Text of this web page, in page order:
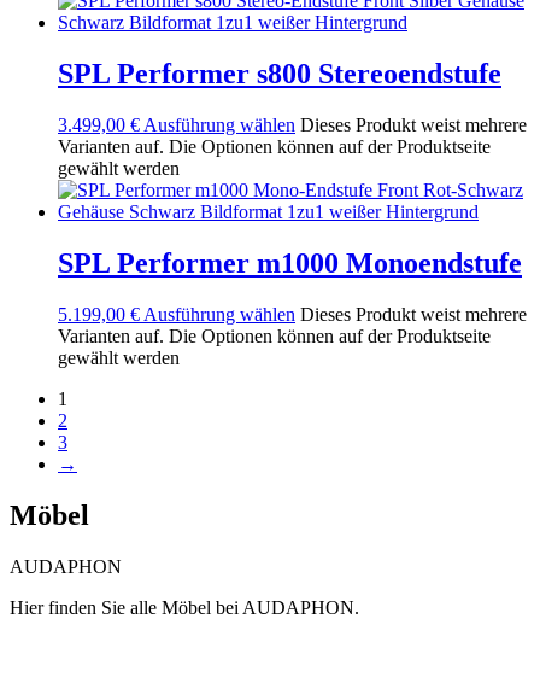
SPL Performer s800 Stereoendstufe
3.499,00 € Ausführung wählen Dieses Produkt weist mehrere
Varianten auf. Die Optionen können auf der Produktseite
gewählt werden
SPL Performer m1000 Monoendstufe
5.199,00 € Ausführung wählen Dieses Produkt weist mehrere
Varianten auf. Die Optionen können auf der Produktseite
gewählt werden
1
2
3
→
Möbel
AUDAPHON
Hier finden Sie alle Möbel bei AUDAPHON.